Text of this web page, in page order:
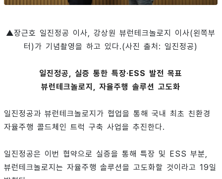
▲장근호 일진정공 이사, 강상원 뷰런테크놀로지 이사(왼쪽부
터)가 기념촬영을 하고 있다.(사진 출처: 일진정공)
일진정공, 실증 통한 특장·ESS 발전 목표
뷰런테크놀로지, 자율주행 솔루션 고도화
일진정공과 뷰런테크놀로지가 협업을 통해 국내 최초 친환경
자율주행 콜드체인 트럭 구축 사업을 추진한다.
일진정공은 이번 협약으로 실증을 통해 특장 및 ESS 부분,
뷰런테크놀로지는 자율주행 솔루션을 고도화할 것이라고 19일